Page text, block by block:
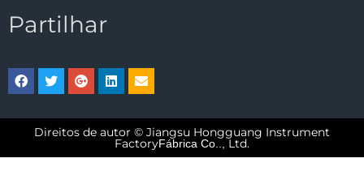
Partilhar
Direitos de autor © Jiangsu Hongguang Instrument
FactoryFábrica Co.., Ltd.